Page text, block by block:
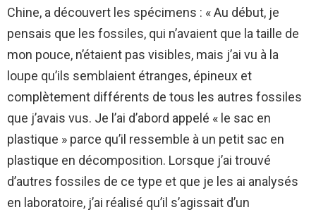
Chine, a découvert les spécimens : « Au début, je
pensais que les fossiles, qui n’avaient que la taille de
mon pouce, n’étaient pas visibles, mais j’ai vu à la
loupe qu’ils semblaient étranges, épineux et
complètement différents de tous les autres fossiles
que j’avais vus. Je l’ai d’abord appelé « le sac en
plastique » parce qu’il ressemble à un petit sac en
plastique en décomposition. Lorsque j’ai trouvé
d’autres fossiles de ce type et que je les ai analysés
en laboratoire, j’ai réalisé qu’il s’agissait d’un